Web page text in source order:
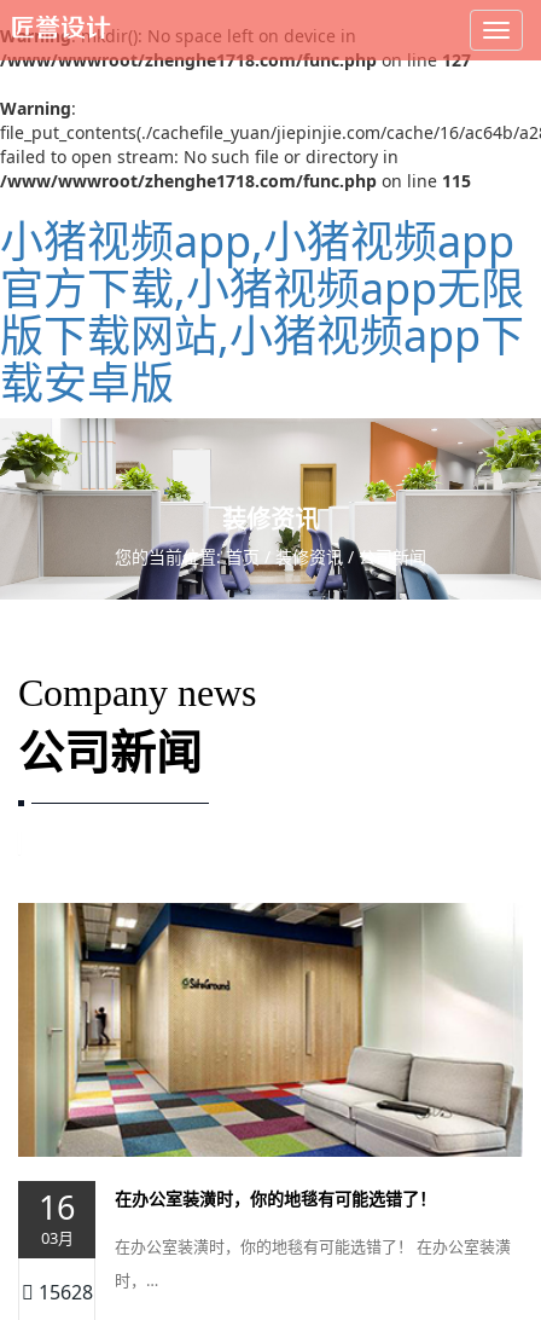
Warning: mkdir(): No space left on device in
/www/wwwroot/zhenghe1718.com/func.phpon line127
Warning:
file_put_contents(./cachefile_yuan/jiepinjie.com/cache/16/ac64b/
failed to open stream: No such file or directory in
/www/wwwroot/zhenghe1718.com/func.php on line 115
小猪视频app,小猪视频app
官方下载,小猪视频app无限
版下载网站,小猪视频app下
载安卓版
装修资讯
您的当前位置:首页 / 装修资讯 / 公司新闻
Company news
公司新闻
16
03月
15628
在办公室装潢时，你的地毯有可能选错了！
在办公室装潢时，你的地毯有可能选错了！ 在办公室装潢
时，…